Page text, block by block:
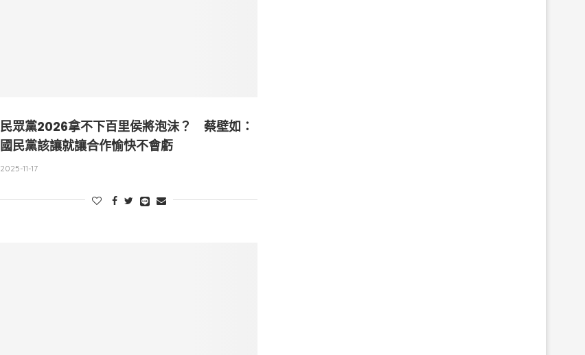
民眾黨2026拿不下百里侯將泡沫？ 蔡壁如：
國民黨該讓就讓合作愉快不會虧
2025-11-17